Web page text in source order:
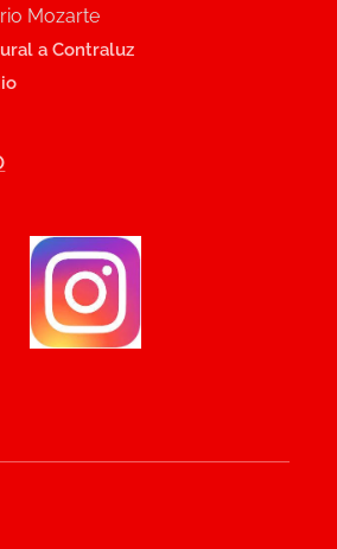
Mozarte
a Contraluz